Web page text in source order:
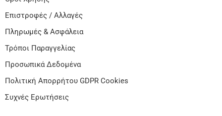
Επιστροφές / Αλλαγές
Πληρωμές & Ασφάλεια
Τρόποι Παραγγελίας
Προσωπικά Δεδομένα
Πολιτική Απορρήτου GDPR Cookies
Συχνές Ερωτήσεις